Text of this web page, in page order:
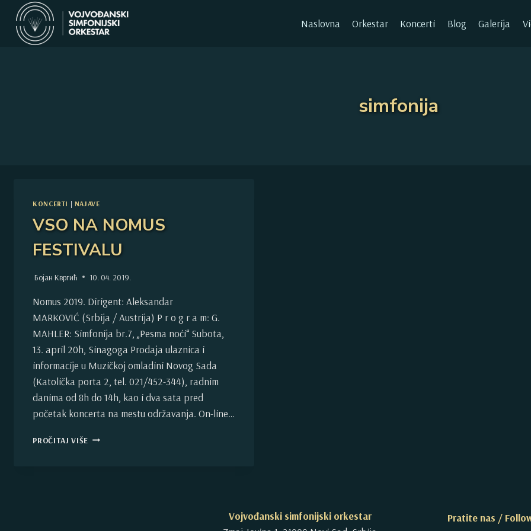
content
Naslovna Orkestar Koncerti Blog Galerija
simfonija
KONCERTI | NAJAVE
VSO NA NOMUS
FESTIVALU
Бојан Квргић 10. 04. 2019.
Nomus 2019. Dirigent: Aleksandar
MARKOVIĆ (Srbija / Austrija) P r o g r a m: G.
MAHLER: Simfonija br.7, „Pesma noći“ Subota,
13. april 20h, Sinagoga Prodaja ulaznica i
informacije u Muzičkoj omladini Novog Sada
(Katolička porta 2, tel. 021/452-344), radnim
danima od 8h do 14h, kao i dva sata pred
početak koncerta na mestu održavanja. On-line…
PROČITAJ VIŠE VSO
Vojvođanski simfonijski orkestar
Pratite nas /